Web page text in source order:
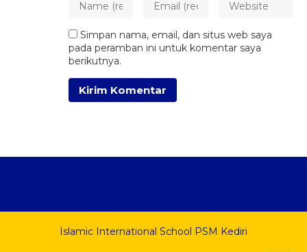
Simpan nama, email, dan situs web saya
pada peramban ini untuk komentar saya
berikutnya.
Islamic International School PSM Kediri